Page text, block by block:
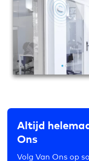
Altijd
Ons
Volg Van Ons op